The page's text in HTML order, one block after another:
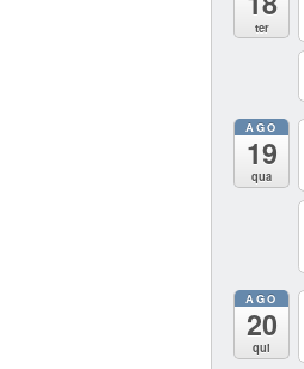
ter
AGO
19
qua
AGO
20
qui